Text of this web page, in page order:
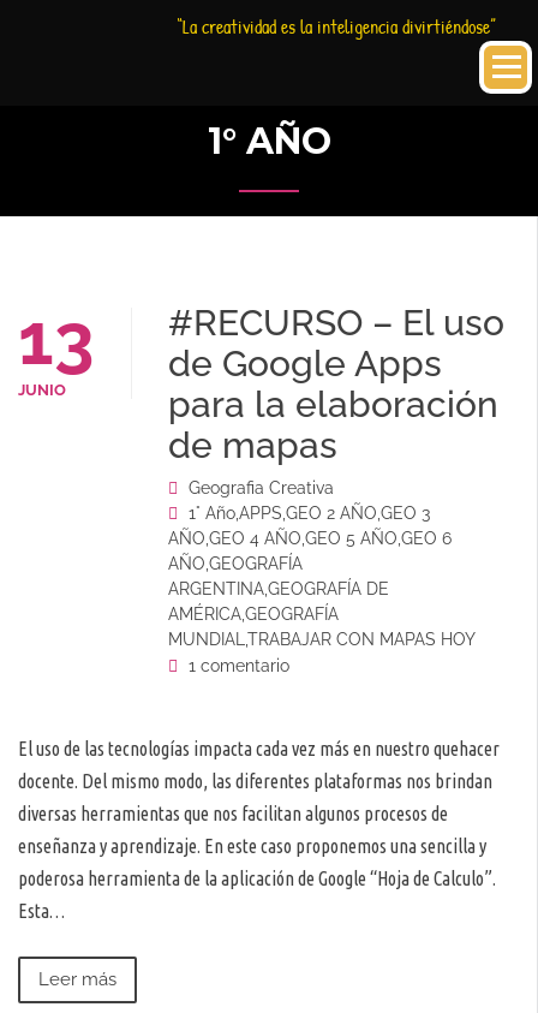
“La creatividad es la inteligencia divirtiéndose”
1° AÑO
13
JUNIO
#RECURSO – El uso
de Google Apps
para la elaboración
de mapas
Geografia Creativa
1° Año,APPS,GEO 2 AÑO,GEO 3
AÑO,GEO 4 AÑO,GEO 5 AÑO,GEO 6
AÑO,GEOGRAFÍA
ARGENTINA,GEOGRAFÍA DE
AMÉRICA,GEOGRAFÍA
MUNDIAL,TRABAJAR CON MAPAS HOY
1 comentario
El uso de las tecnologías impacta cada vez más en nuestro quehacer
docente. Del mismo modo, las diferentes plataformas nos brindan
diversas herramientas que nos facilitan algunos procesos de
enseñanza y aprendizaje. En este caso proponemos una sencilla y
poderosa herramienta de la aplicación de Google “Hoja de Calculo”.
Esta…
Leer más